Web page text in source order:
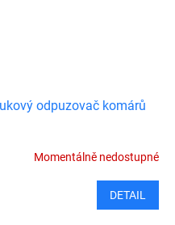
odpuzovač komárů
Momentálně nedostupné
DETAIL